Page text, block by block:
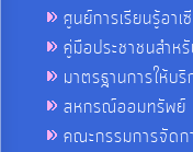
ศูนย์การเรียนรู้อา
คู่มือประชาชนสำห
มาตรฐานการให้บ
สหกรณ์ออมทรัพย์
คณะกรรมการจัด